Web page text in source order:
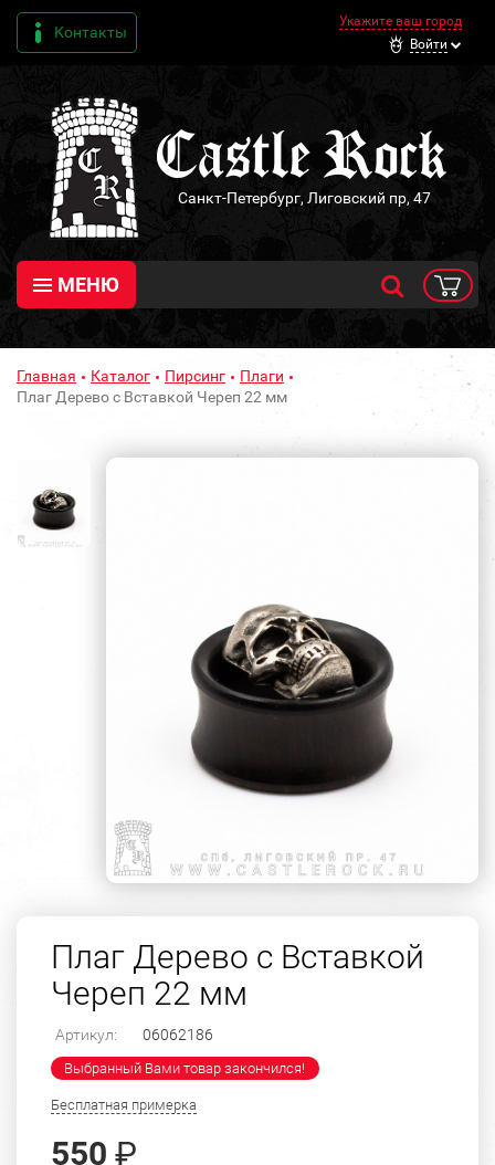
Контакты
Укажите ваш город
Войти
Санкт-Петербург, Лиговский пр, 47
МЕНЮ
Главная Каталог Пирсинг
Плаги
Плаг Дерево с Вставкой Череп 22 мм
Плаг Дерево с Вставкой
Череп 22 мм
Артикул: 06062186
Выбранный Вами товар закончился!
Бесплатная примерка
550 ₽